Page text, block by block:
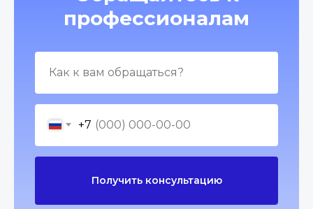
профессионалам
+7
Получить консультацию